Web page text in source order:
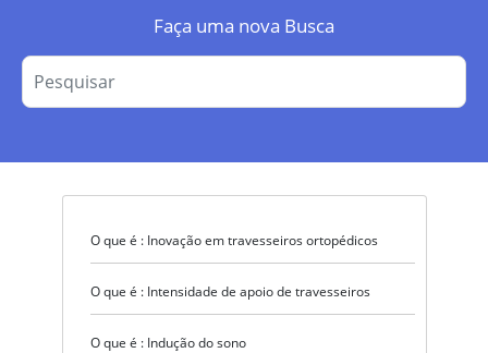
Faça uma nova Busca
O que é : Inovação em travesseiros ortopédicos
O que é : Intensidade de apoio de travesseiros
O que é : Indução do sono